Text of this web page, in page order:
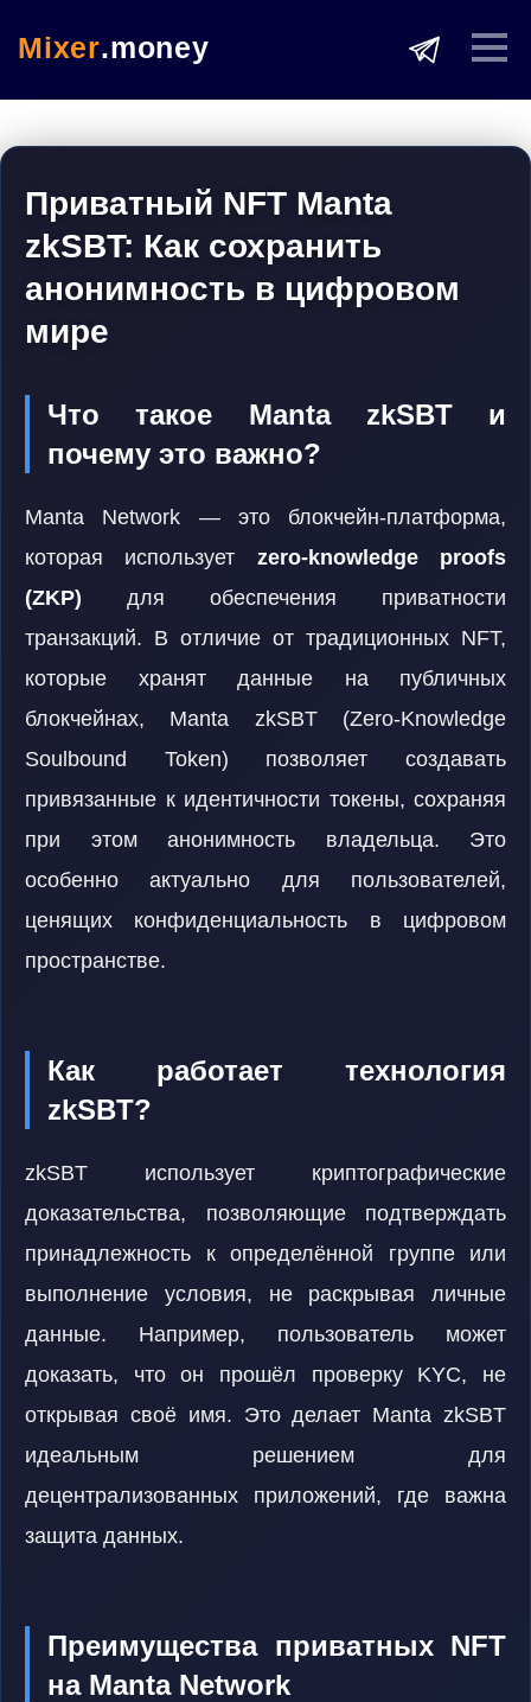
Mixer.money
Приватный NFT Manta
zkSBT: Как сохранить
анонимность в цифровом
мире
Что такое Manta zkSBT и
почему это важно?
Manta Network — это блокчейн-платформа,
которая использует zero-knowledge proofs
(ZKP) для обеспечения приватности
транзакций. В отличие от традиционных NFT,
которые хранят данные на публичных
блокчейнах, Manta zkSBT (Zero-Knowledge
Soulbound Token) позволяет создавать
привязанные к идентичности токены, сохраняя
при этом анонимность владельца. Это
особенно актуально для пользователей,
ценящих конфиденциальность в цифровом
пространстве.
Как работает технология
zkSBT?
zkSBT использует криптографические
доказательства, позволяющие подтверждать
принадлежность к определённой группе или
выполнение условия, не раскрывая личные
данные. Например, пользователь может
доказать, что он прошёл проверку KYC, не
открывая своё имя. Это делает Manta zkSBT
идеальным решением для
децентрализованных приложений, где важна
защита данных.
Преимущества приватных NFT
на Manta Network